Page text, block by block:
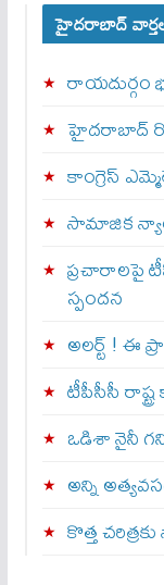
హైదరాబాద్
హైదరాబాద్
కాంగ్రెస్
సామాజిక
ప్రచారాలపై
స్పందన
అల‌ర్ట్ ! ఈ
టీపీసీసీ
ఒడిశా నైనీ
అన్ని
కొత్త